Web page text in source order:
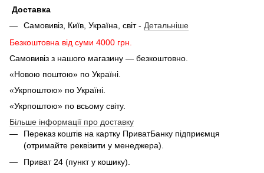
Доставка
Самовивіз, Київ, Україна, світ - Детальніше
Безкоштовна від суми 4000 грн.
Самовивіз з нашого магазину — безкоштовно.
«Новою поштою» по Україні.
«Укрпоштою» по Україні.
«Укрпоштою» по всьому світу.
Більше інформації про доставку
Переказ коштів на картку ПриватБанку підприємця
(отримайте реквізити у менеджера).
Приват 24 (пункт у кошику).